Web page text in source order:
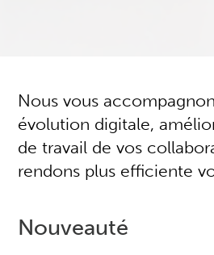
Nous vous
évolution digitale,
de travail de vos
rendons plus efficiente
Nouveauté